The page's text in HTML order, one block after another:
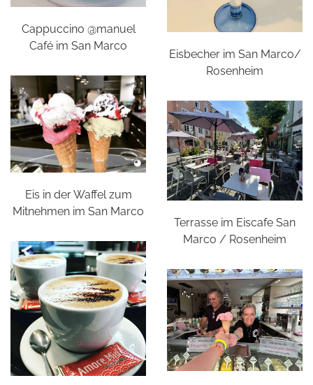
Eisbecher im San Marco/
Rosenheim
Cappuccino @manuel
Café im San Marco
Terrasse im Eiscafe San
Marco / Rosenheim
Eis in der Waffel zum
Mitnehmen im San Marco